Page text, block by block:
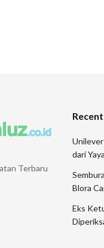
Terbaru
dari
Blora
Eks